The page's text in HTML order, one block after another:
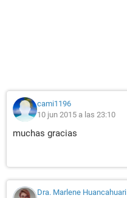
cami1196
10 jun 2015 a las 23:10
muchas gracias
Dra. Marlene Huancahuari